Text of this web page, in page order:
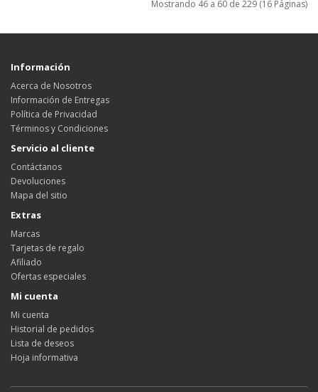
Mostrando 46 a 60 de 229 (16 Páginas)
Información
Acerca de Nosotros
Información de Entregas
Política de Privacidad
Términos y Condiciones
Servicio al cliente
Contáctanos
Devoluciones
Mapa del sitio
Extras
Marcas
Tarjetas de regalo
Afiliado
Ofertas especiales
Mi cuenta
Mi cuenta
Historial de pedidos
Lista de deseos
Hoja informativa